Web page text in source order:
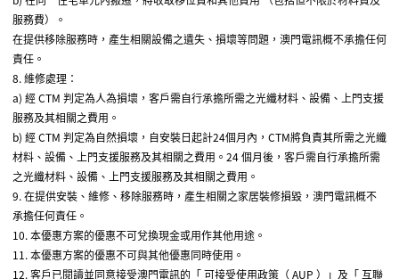
服務費）
。
在提供移除服務時，產生相關設備之遺失、損壞等問題，澳門電訊概不承擔任何
責任。
8.維修處理：
a) 經CTM 判定為人為損壞，客戶需自行承擔所需之光纖材料、設備、上門支援
服務及其相關之費用。
b) 經CTM 判定為自然損壞，自安裝日起計24個月內， CTM將負責其所需之光纖
材料、設備、上門支援服務及其相關之費用。 24個月後，客戶需自行承擔所需
之光纖材料、設備、上門支援服務及其相關之費用。
9.在提供安裝、維修、移除服務時，產生相關之家居裝修損毀，澳門電訊概不
承擔任何責任。
10.本優惠方案的優惠不可兌換現金或用作其他用途。
11.本優惠方案的優惠不可與其他優惠同時使用。
12.客戶已閱讀並同意接受澳門電訊的「可接受使用政策（AUP ）」及「互聯